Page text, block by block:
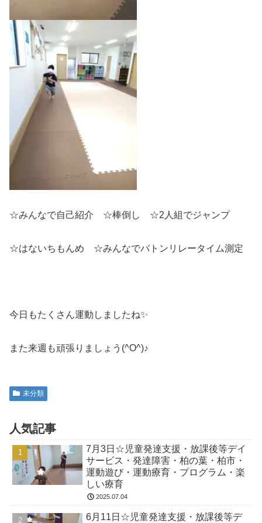
☆みんなで自己紹介 ☆棒倒し ☆2人組でジャンプ
☆はないちもんめ ☆みんなでバトンリレータイム測定
今日もたくさん運動しましたね✨
また来週も頑張りましょう(^O^)♪
未分類
人気記事
7月3日☆児童発達支援・放課後等デイ
サービス・発達障害・柏の葉・柏市・
運動遊び・運動療育・プログラム・楽
しい療育
2025.07.04
6月11日☆児童発達支援・放課後等デ